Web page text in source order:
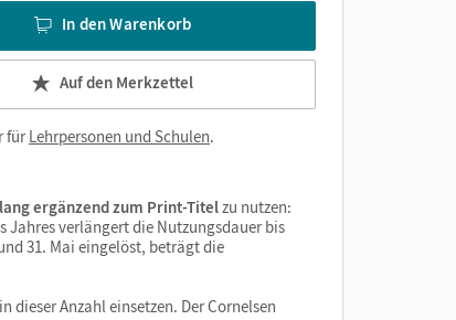
In den Warenkorb
Auf den Merkzettel
fürLehrpersonen und Schulen.
ergänzend zum Print-Titelzu nutzen:
Jahres verlängert die Nutzungsdauer bis
31. Mai eingelöst, beträgt die
dieser Anzahl einsetzen. Der Cornelsen